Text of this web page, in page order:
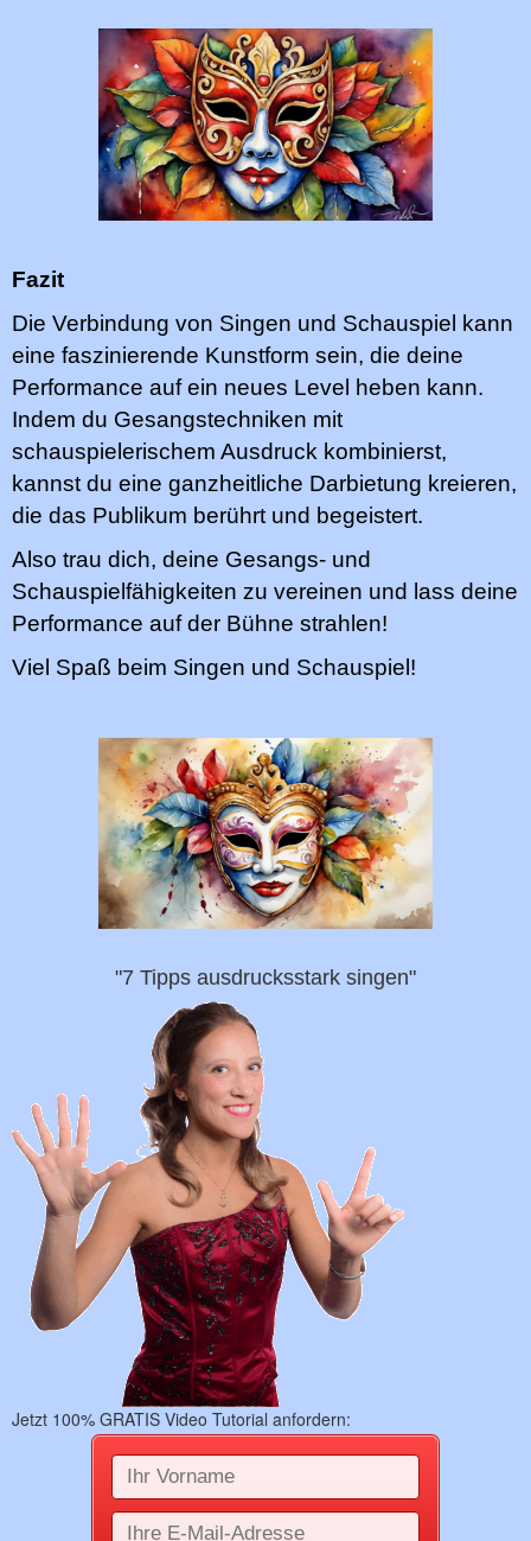
Fazit
Die Verbindung von Singen und Schauspiel kann
eine faszinierende Kunstform sein, die deine
Performance auf ein neues Level heben kann.
Indem du Gesangstechniken mit
schauspielerischem Ausdruck kombinierst,
kannst du eine ganzheitliche Darbietung kreieren,
die das Publikum berührt und begeistert.
Also trau dich, deine Gesangs- und
Schauspielfähigkeiten zu vereinen und lass deine
Performance auf der Bühne strahlen!
Viel Spaß beim Singen und Schauspiel!
"7 Tipps ausdrucksstark singen"
Jetzt 100% GRATIS Video Tutorial anfordern: